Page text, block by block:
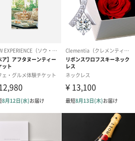
お届けします。
かき氷入浴剤4点セット
（イエロー）（748円）
バスフラワー
【Thank you
円）